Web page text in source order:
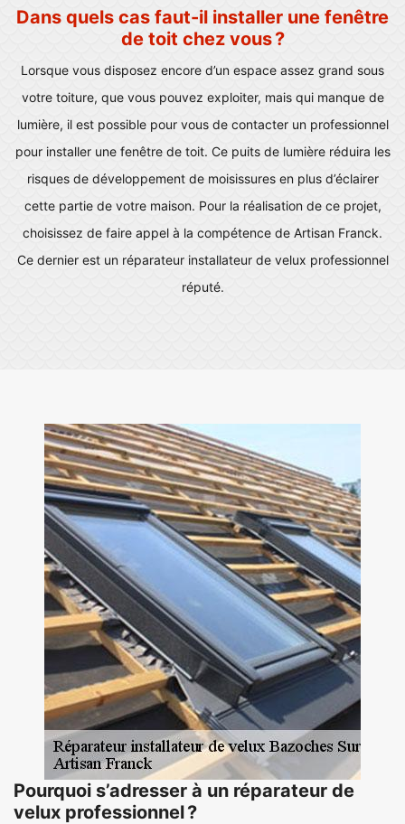
Dans quels cas faut-il installer une fenêtre
de toit chez vous ?
Lorsque vous disposez encore d’un espace assez grand sous
votre toiture, que vous pouvez exploiter, mais qui manque de
lumière, il est possible pour vous de contacter un professionnel
pour installer une fenêtre de toit. Ce puits de lumière réduira les
risques de développement de moisissures en plus d’éclairer
cette partie de votre maison. Pour la réalisation de ce projet,
choisissez de faire appel à la compétence de Artisan Franck.
Ce dernier est un réparateur installateur de velux professionnel
réputé.
Pourquoi s’adresser à un réparateur de
velux professionnel ?